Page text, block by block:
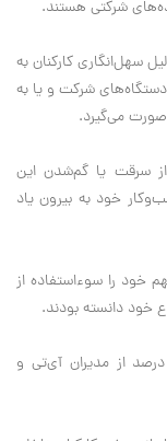
شرکتی هستند.
سهل‌انگاری کارکنان به
دستگاه‌های شرکت و یا به
صورت می‌گیرد.
پاسخگویان از سرقت یا گم‌شدن این
خود به بیرون یاد
خود را سوءاستفاده از
خود دانسته بودند.
حملات بیرونی (مثلاً توسط هکر‌ها) نیز پاسخ ۲۵ درصد از مدیران آی‌تی و